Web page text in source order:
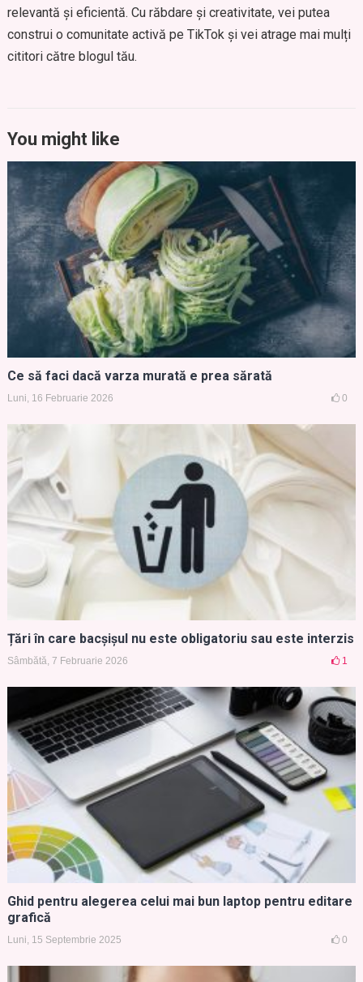
relevantă și eficientă. Cu răbdare și creativitate, vei putea
construi o comunitate activă pe TikTok și vei atrage mai mulți
cititori către blogul tău.
You might like
Ce să faci dacă varza murată e prea sărată
Luni, 16 Februarie 2026 0
Țări în care bacșișul nu este obligatoriu sau este interzis
Sâmbătă, 7 Februarie 2026 1
Ghid pentru alegerea celui mai bun laptop pentru editare
grafică
Luni, 15 Septembrie 2025 0